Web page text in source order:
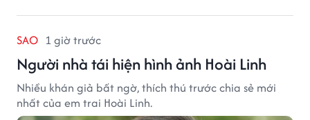
SAO 1 giờ trước
Người nhà tái hiện hình ảnh Hoài Linh
Nhiều khán giả bất ngờ, thích thú trước chia sẻ mới
nhất của em trai Hoài Linh.